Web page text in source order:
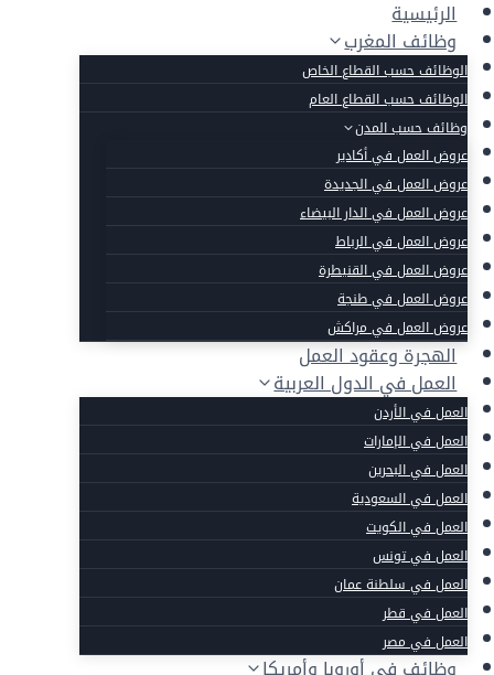
التجاوز
إلى
المحتوى
الرئيسية
وظائف المغرب
الوظائف حسب القطاع الخاص
الوظائف حسب القطاع العام
وظائف حسب المدن
عروض العمل في أكادير
عروض العمل في الجديدة
عروض العمل في الدار البيضاء
عروض العمل في الرباط
عروض العمل في القنيطرة
عروض العمل في طنجة
عروض العمل في مراكش
الهجرة وعقود العمل
العمل في الدول العربية
العمل في الأردن
العمل في الإمارات
العمل في البحرين
العمل في السعودية
العمل في الكويت
العمل في تونس
العمل في سلطنة عمان
العمل في قطر
العمل في مصر